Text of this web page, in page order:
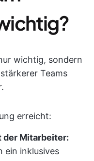
wichtig, sondern
Teams
erreicht:
der Mitarbeiter:
ein inklusives